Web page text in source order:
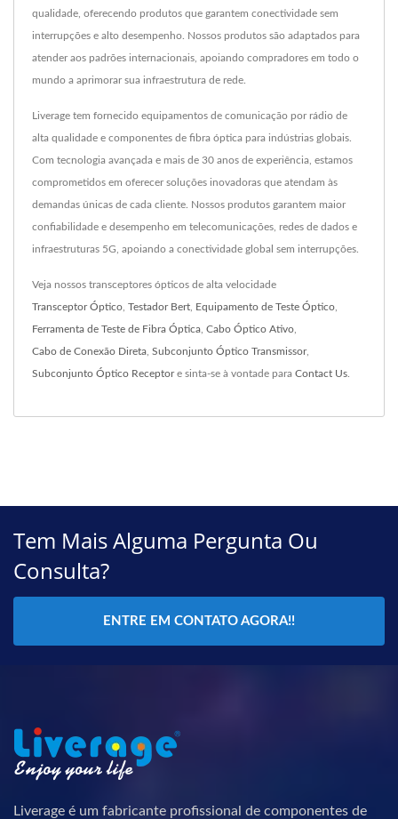
qualidade, oferecendo produtos que garantem conectividade sem
interrupções e alto desempenho. Nossos produtos são adaptados para
atender aos padrões internacionais, apoiando compradores em todo o
mundo a aprimorar sua infraestrutura de rede.
Liverage tem fornecido equipamentos de comunicação por rádio de
alta qualidade e componentes de fibra óptica para indústrias globais.
Com tecnologia avançada e mais de 30 anos de experiência, estamos
comprometidos em oferecer soluções inovadoras que atendam às
demandas únicas de cada cliente. Nossos produtos garantem maior
confiabilidade e desempenho em telecomunicações, redes de dados e
infraestruturas 5G, apoiando a conectividade global sem interrupções.
Veja nossos transceptores ópticos de alta velocidade
Transceptor Óptico Testador Bert Equipamento de Teste Óptico
Ferramenta de Teste de Fibra Óptica Cabo Óptico Ativo
Cabo de Conexão Direta Subconjunto Óptico Transmissor,
Subconjunto Óptico Receptore sinta-se à vontade para Contact Us
Tem Mais Alguma Pergunta Ou
Consulta?
ENTRE EM CONTATO AGORA!!
Liverage é um fabricante profissional de componentes de